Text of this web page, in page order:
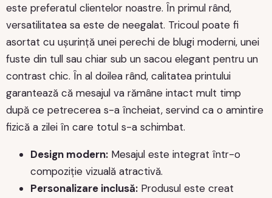
este preferatul clientelor noastre. În primul rând,
versatilitatea sa este de neegalat. Tricoul poate fi
asortat cu ușurință unei perechi de blugi moderni, unei
fuste din tull sau chiar sub un sacou elegant pentru un
contrast chic. În al doilea rând, calitatea printului
garantează că mesajul va rămâne intact mult timp
după ce petrecerea s-a încheiat, servind ca o amintire
fizică a zilei în care totul s-a schimbat.
Design modern: Mesajul este integrat într-o
compoziție vizuală atractivă.
Personalizare inclusă: Produsul este creat